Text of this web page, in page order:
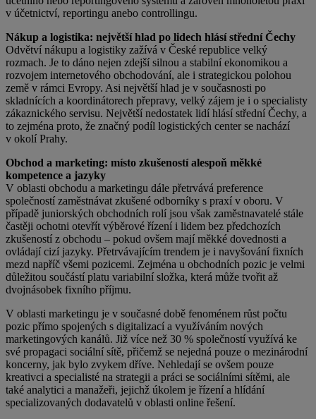
v účetnictví, reportingu anebo controllingu.
Nákup a logistika: největší hlad po lidech hlásí střední Čechy
Odvětví nákupu a logistiky zažívá v České republice velký
rozmach. Je to dáno nejen zdejší silnou a stabilní ekonomikou a
rozvojem internetového obchodování, ale i strategickou polohou
země v rámci Evropy. Asi největší hlad je v současnosti po
skladnících a koordinátorech přepravy, velký zájem je i o specialisty
zákaznického servisu. Největší nedostatek lidí hlásí střední Čechy, a
to zejména proto, že značný podíl logistických center se nachází
v okolí Prahy.
Obchod a marketing: místo zkušeností alespoň měkké
kompetence a jazyky
V oblasti obchodu a marketingu dále přetrvává preference
společností zaměstnávat zkušené odborníky s praxí v oboru. V
případě juniorských obchodních rolí jsou však zaměstnavatelé stále
častěji ochotni otevřít výběrové řízení i lidem bez předchozích
zkušeností z obchodu – pokud ovšem mají měkké dovednosti a
ovládají cizí jazyky. Přetrvávajícím trendem je i navyšování fixních
mezd napříč všemi pozicemi. Zejména u obchodních pozic je velmi
důležitou součástí platu variabilní složka, která může tvořit až
dvojnásobek fixního příjmu.
V oblasti marketingu je v současné době fenoménem růst počtu
pozic přímo spojených s digitalizací a využíváním nových
marketingových kanálů. Již více než 30 % společností využívá ke
své propagaci sociální sítě, přičemž se nejedná pouze o mezinárodní
koncerny, jak bylo zvykem dříve. Nehledají se ovšem pouze
kreativci a specialisté na strategii a práci se sociálními sítěmi, ale
také analytici a manažeři, jejichž úkolem je řízení a hlídání
specializovaných dodavatelů v oblasti online řešení.